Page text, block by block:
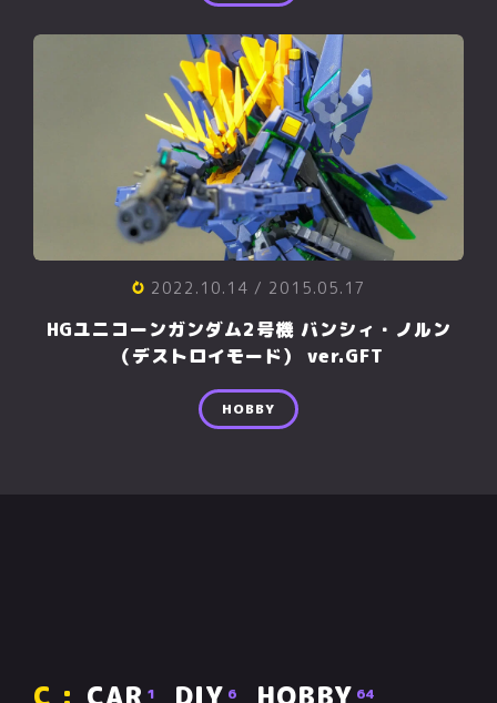
2022.10.14 / 2015.05.17
HGユニコーンガンダム2号機 バンシィ・ノルン
（デストロイモード） ver.GFT
HOBBY
1 6 64